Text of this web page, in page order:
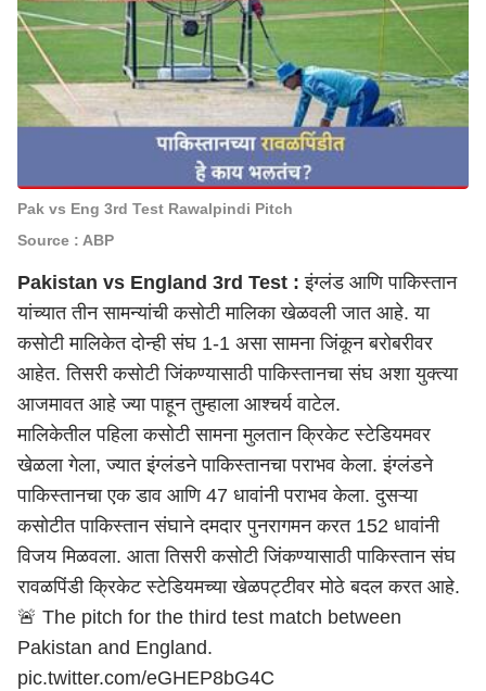
Pak vs Eng 3rd Test Rawalpindi Pitch
Source : ABP
Pakistan vs England 3rd Test : इंग्लंड आणि पाकिस्तान
यांच्यात तीन सामन्यांची कसोटी मालिका खेळवली जात आहे. या
कसोटी मालिकेत दोन्ही संघ 1-1 असा सामना जिंकून बरोबरीवर
आहेत. तिसरी कसोटी जिंकण्यासाठी पाकिस्तानचा संघ अशा युक्त्या
आजमावत आहे ज्या पाहून तुम्हाला आश्चर्य वाटेल.
मालिकेतील पहिला कसोटी सामना मुलतान क्रिकेट स्टेडियमवर
खेळला गेला, ज्यात इंग्लंडने पाकिस्तानचा पराभव केला. इंग्लंडने
पाकिस्तानचा एक डाव आणि 47 धावांनी पराभव केला. दुसऱ्या
कसोटीत पाकिस्तान संघाने दमदार पुनरागमन करत 152 धावांनी
विजय मिळवला. आता तिसरी कसोटी जिंकण्यासाठी पाकिस्तान संघ
रावळपिंडी क्रिकेट स्टेडियमच्या खेळपट्टीवर मोठे बदल करत आहे.
🚨 The pitch for the third test match between
Pakistan and England.
pic.twitter.com/eGHEP8bG4C